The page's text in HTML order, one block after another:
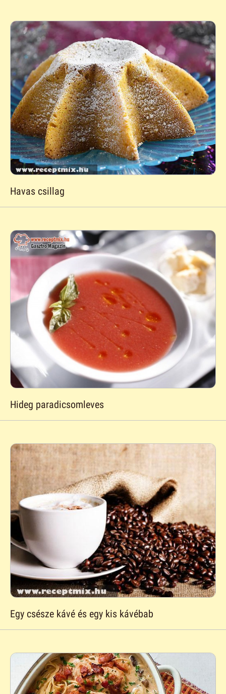
Havas csillag
Hideg paradicsomleves
Egy csésze kávé és egy kis kávébab